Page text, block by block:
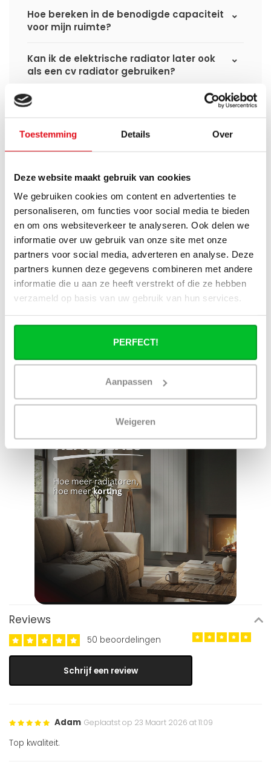
Toestemming Details Over
Deze website maakt gebruik van cookies
We gebruiken cookies om content en advertenties te
personaliseren, om functies voor social media te bieden
en om ons websiteverkeer te analyseren. Ook delen we
informatie over uw gebruik van onze site met onze
partners voor social media, adverteren en analyse. Deze
partners kunnen deze gegevens combineren met andere
informatie die u aan ze heeft verstrekt of die ze hebben
verzameld op basis van uw gebruik van hun services.
PERFECT!
Aanpassen
Weigeren
Hoe bereken in de benodigde capaciteit
voor mijn ruimte?
Kan ik de elektrische radiator later ook
als een cv radiator gebruiken?
Verbruikt een elektrische
handdoekradiator veel stroom?
Heb je een vraag over dit product ?
Simon helpt je graag en kan al je vragen beantwoorden.
Stuur een bericht
Ruim assortiment
Levering uit eigen
voorraad
14 dagen bedenktijd
Niet goed = Geld terug
winkel?
Nederland en België
Geen onverwachte
Reviews
50 beoordelingen
Schrijf een review
Adam Geplaatst op 23 Maart 2026 at 11:09
Top kwaliteit.